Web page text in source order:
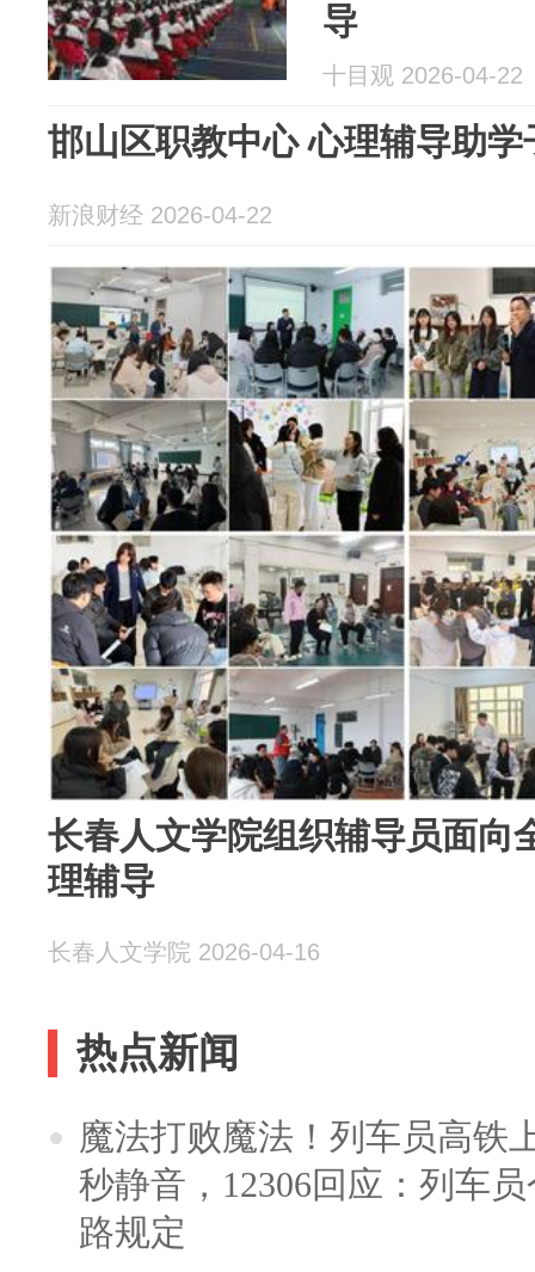
导
十目观 2026-04-22
邯山区职教中心 心理辅导助学
新浪财经 2026-04-22
长春人文学院组织辅导员面向
理辅导
长春人文学院 2026-04-16
热点新闻
魔法打败魔法！列车员高铁
秒静音，12306回应：列车
路规定